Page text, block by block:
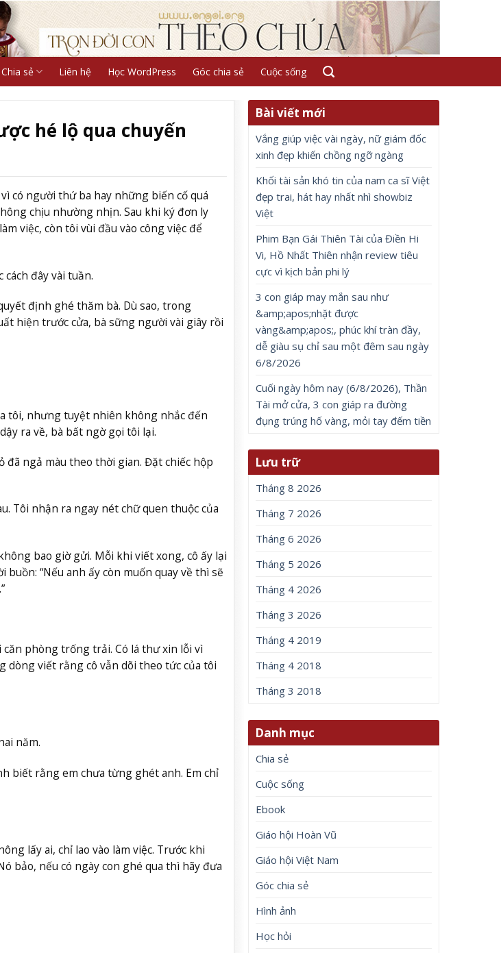
Chia sẻ Liên hệ Học WordPress Góc chia sẻ Cuộc sống
hé lộ qua chuyến
có người thứ ba hay những biến cố quá
chịu nhường nhịn. Sau khi ký đơn ly
việc, còn tôi vùi đầu vào công việc để
đây vài tuần.
định ghé thăm bà. Dù sao, trong
hiện trước cửa, bà sững người vài giây rồi
tôi, nhưng tuyệt nhiên không nhắc đến
ra về, bà bất ngờ gọi tôi lại.
đã ngả màu theo thời gian. Đặt chiếc hộp
Tôi nhận ra ngay nét chữ quen thuộc của
bao giờ gửi. Mỗi khi viết xong, cô ấy lại
“Nếu anh ấy còn muốn quay về thì sẽ
phòng trống trải. Có lá thư xin lỗi vì
dòng viết rằng cô vẫn dõi theo tức của tôi
năm.
biết rằng em chưa từng ghét anh. Em chỉ
lấy ai, chỉ lao vào làm việc. Trước khi
bảo, nếu có ngày con ghé qua thì hãy đưa
Bài viết mới
Vắng giúp việc vài ngày, nữ giám đốc
xinh đẹp khiến chồng ngỡ ngàng
Khối tài sản khó tin của nam ca sĩ Việt
đẹp trai, hát hay nhất nhì showbiz
Việt
Phim Bạn Gái Thiên Tài của Điền Hi
Vi, Hồ Nhất Thiên nhận review tiêu
cực vì kịch bản phi lý
3 con giáp may mắn sau như
&amp;apos;nhặt được
vàng&amp;apos;, phúc khí tràn đầy,
dễ giàu sụ chỉ sau một đêm sau ngày
6/8/2026
Cuối ngày hôm nay (6/8/2026), Thần
Tài mở cửa, 3 con giáp ra đường
đụng trúng hố vàng, mỏi tay đếm tiền
Lưu trữ
Tháng 8 2026
Tháng 7 2026
Tháng 6 2026
Tháng 5 2026
Tháng 4 2026
Tháng 3 2026
Tháng 4 2019
Tháng 4 2018
Tháng 3 2018
Danh mục
Chia sẻ
Cuộc sống
Ebook
Giáo hội Hoàn Vũ
Giáo hội Việt Nam
Góc chia sẻ
Hình ảnh
Học hỏi